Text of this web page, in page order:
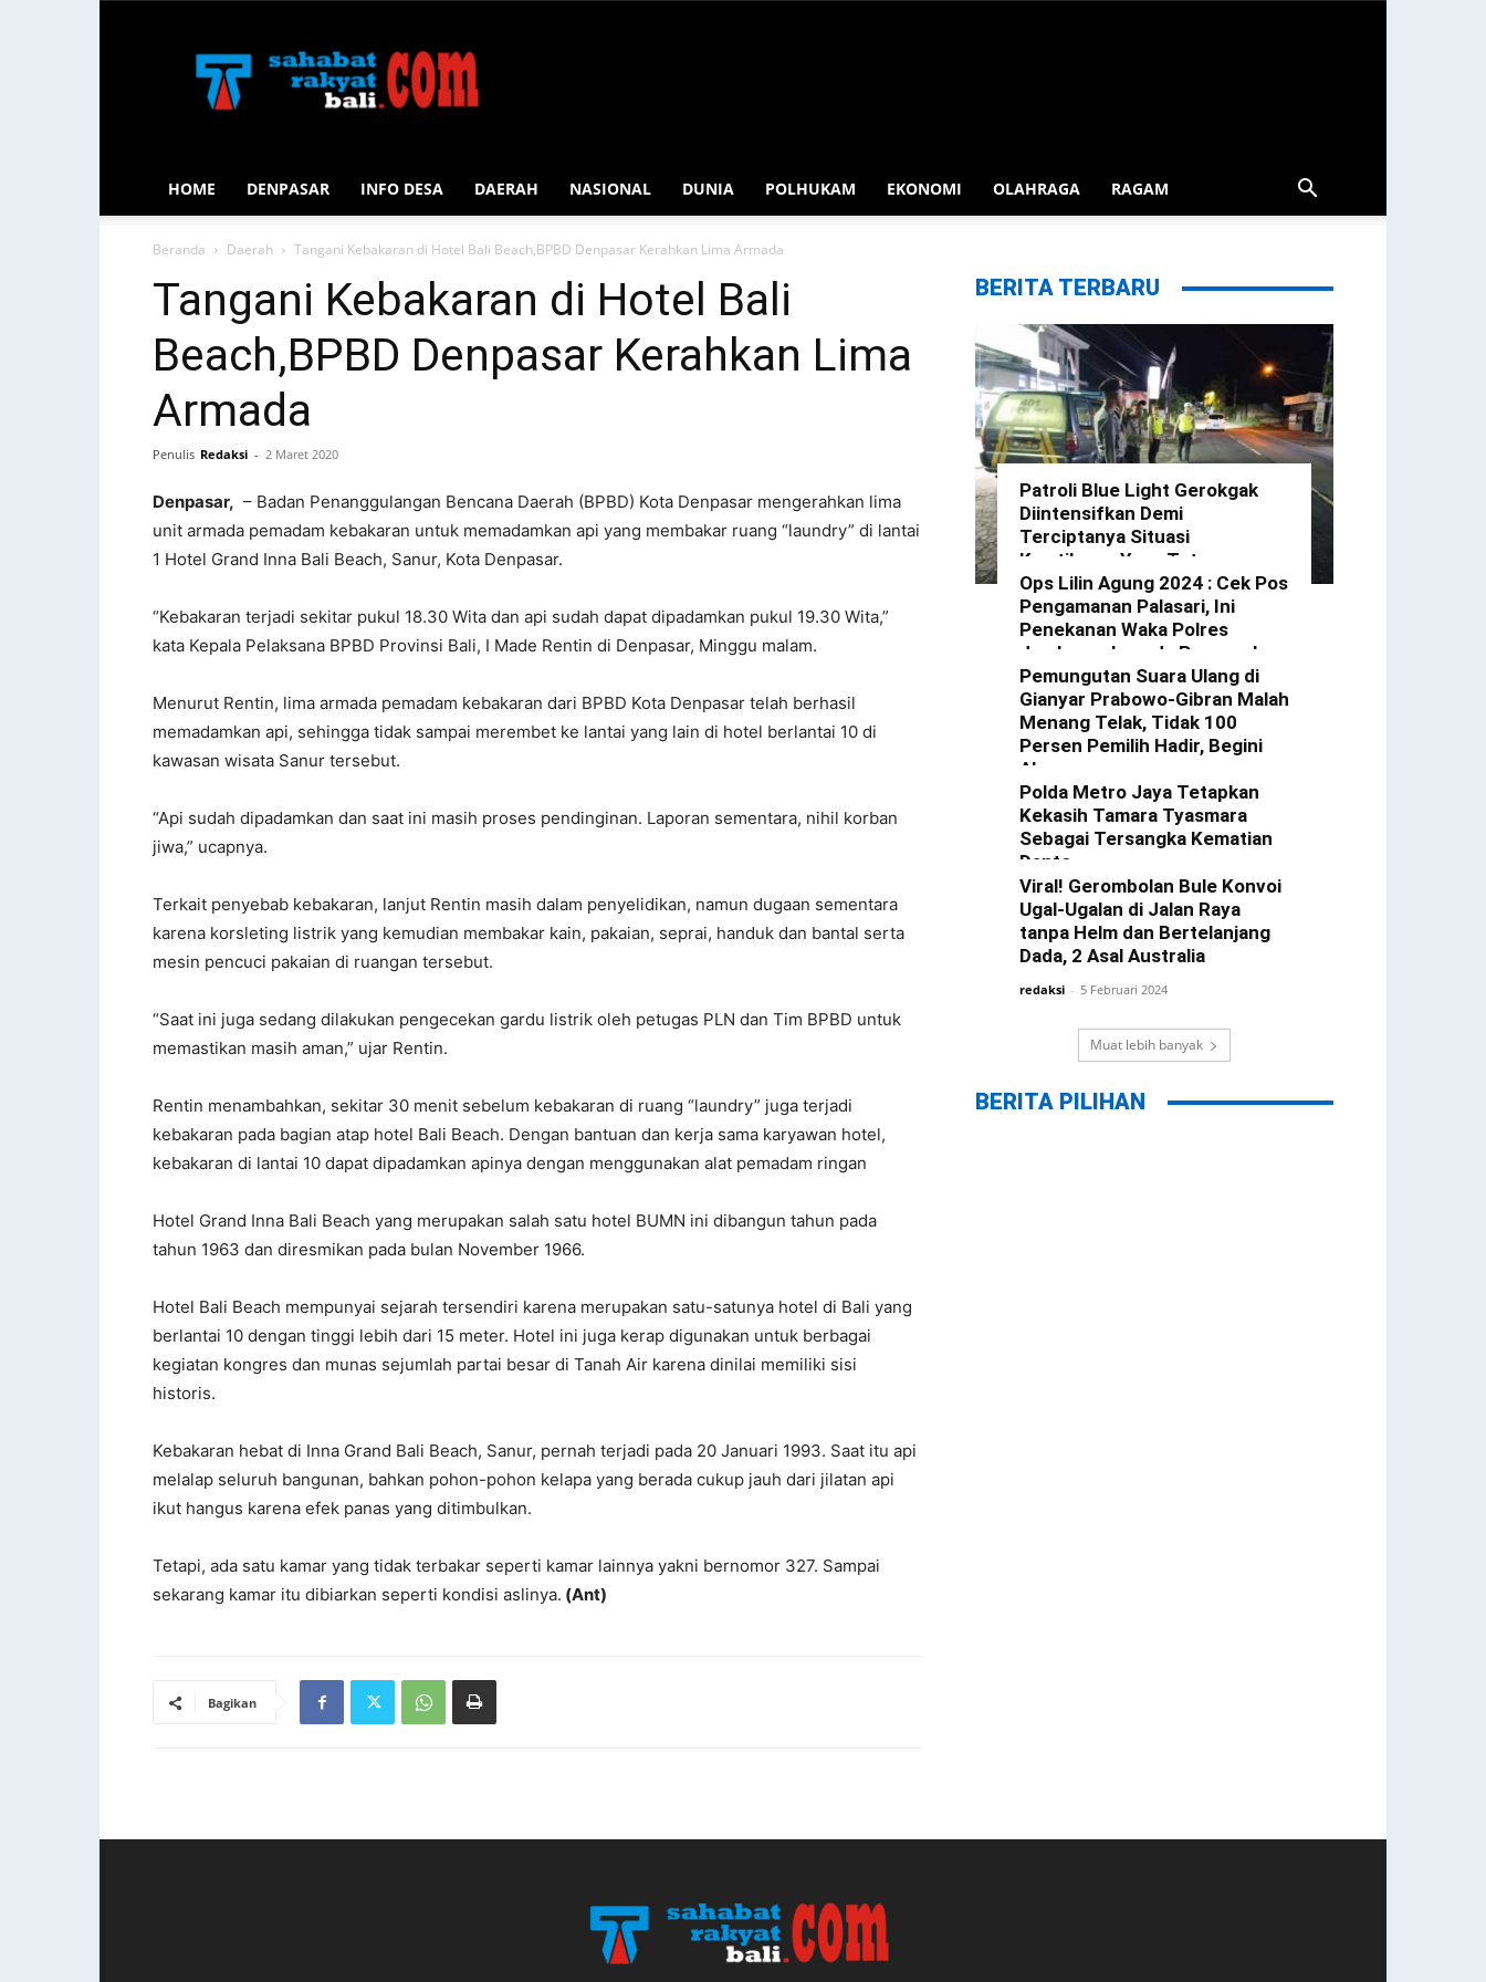
Rakyat
Bali
HOME DENPASAR INFO DESA DAERAH NASIONAL DUNIA POLHUKAM EKONOMI OLAHRAGA RAGAM
Beranda Daerah Tangani Kebakaran di Hotel Bali Beach,BPBD Denpasar Kerahkan Lima Armada
Tangani Kebakaran di Hotel Bali
Beach,BPBD Denpasar Kerahkan Lima
Armada
Penulis Redaksi - 2 Maret 2020
Denpasar, – Badan Penanggulangan Bencana Daerah (BPBD) Kota Denpasar mengerahkan lima
unit armada pemadam kebakaran untuk memadamkan api yang membakar ruang “laundry” di lantai
1 Hotel Grand Inna Bali Beach, Sanur, Kota Denpasar.
“Kebakaran terjadi sekitar pukul 18.30 Wita dan api sudah dapat dipadamkan pukul 19.30 Wita,”
kata Kepala Pelaksana BPBD Provinsi Bali, I Made Rentin di Denpasar, Minggu malam.
Menurut Rentin, lima armada pemadam kebakaran dari BPBD Kota Denpasar telah berhasil
memadamkan api, sehingga tidak sampai merembet ke lantai yang lain di hotel berlantai 10 di
kawasan wisata Sanur tersebut.
“Api sudah dipadamkan dan saat ini masih proses pendinginan. Laporan sementara, nihil korban
jiwa,” ucapnya.
Terkait penyebab kebakaran, lanjut Rentin masih dalam penyelidikan, namun dugaan sementara
karena korsleting listrik yang kemudian membakar kain, pakaian, seprai, handuk dan bantal serta
mesin pencuci pakaian di ruangan tersebut.
“Saat ini juga sedang dilakukan pengecekan gardu listrik oleh petugas PLN dan Tim BPBD untuk
memastikan masih aman,” ujar Rentin.
Rentin menambahkan, sekitar 30 menit sebelum kebakaran di ruang “laundry” juga terjadi
kebakaran pada bagian atap hotel Bali Beach. Dengan bantuan dan kerja sama karyawan hotel,
kebakaran di lantai 10 dapat dipadamkan apinya dengan menggunakan alat pemadam ringan
Hotel Grand Inna Bali Beach yang merupakan salah satu hotel BUMN ini dibangun tahun pada
tahun 1963 dan diresmikan pada bulan November 1966.
Hotel Bali Beach mempunyai sejarah tersendiri karena merupakan satu-satunya hotel di Bali yang
berlantai 10 dengan tinggi lebih dari 15 meter. Hotel ini juga kerap digunakan untuk berbagai
kegiatan kongres dan munas sejumlah partai besar di Tanah Air karena dinilai memiliki sisi
historis.
Kebakaran hebat di Inna Grand Bali Beach, Sanur, pernah terjadi pada 20 Januari 1993. Saat itu api
melalap seluruh bangunan, bahkan pohon-pohon kelapa yang berada cukup jauh dari jilatan api
ikut hangus karena efek panas yang ditimbulkan.
Tetapi, ada satu kamar yang tidak terbakar seperti kamar lainnya yakni bernomor 327. Sampai
sekarang kamar itu dibiarkan seperti kondisi aslinya. (Ant)
Bagikan
BERITA TERBARU
Patroli Blue Light Gerokgak
Diintensifkan Demi
Terciptanya Situasi
Kamtibmas Yang Tetap
Kondusif Di Wilkum Gerokgak
redaksi - 3 Januari 2025
Ops Lilin Agung 2024 : Cek Pos
Pengamanan Palasari, Ini
Penekanan Waka Polres
Jembrana kepada Personel
Yang Bertugas
redaksi - 23 Desember 2024
Pemungutan Suara Ulang di
Gianyar Prabowo-Gibran Malah
Menang Telak, Tidak 100
Persen Pemilih Hadir, Begini
Alasannya
redaksi - 22 Februari 2024
Polda Metro Jaya Tetapkan
Kekasih Tamara Tyasmara
Sebagai Tersangka Kematian
Dante
redaksi - 12 Februari 2024
Viral! Gerombolan Bule Konvoi
Ugal-Ugalan di Jalan Raya
tanpa Helm dan Bertelanjang
Dada, 2 Asal Australia
redaksi - 5 Februari 2024
Muat lebih banyak
BERITA PILIHAN